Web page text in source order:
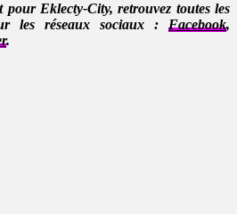
pour Eklecty-City, retrouvez toutes les
les réseaux sociaux : Facebook,
.